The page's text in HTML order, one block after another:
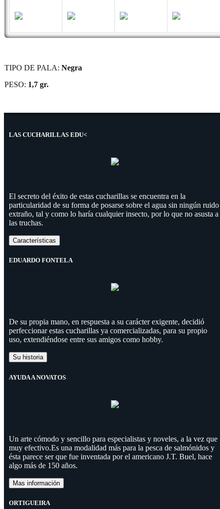
TIPO DE PALA: Negra
PESO: 1,7 gr.
LAS CUCHARILLAS EDU<
El secreto del éxito de estas cucharillas se encuentra en la
particularidad de su forma de posarse sobre el agua sin ningún ruido
extraño, tal y como lo haría cualquier insecto, por lo que no asusta a
las truchas.
Características
EDUARDO FONTELA
De su propia mano, en respuesta a su carácter exigente, decidió
perfeccionar estas cucharillas ya comercializadas, para su propio
uso, extendiéndose entre sus amigos como hobby.
Su historia
AYUDA A NOVATOS
Un arte cómodo y sencillo para especialistas y noveles, a la vez que
muy efectivo.Es una modalidad más para la pesca de salmónidos y
ésta parece ser que fue inventada por el americano J.T. Buel, hace
algo más de 150 años.
Mas información
ORTIGUEIRA